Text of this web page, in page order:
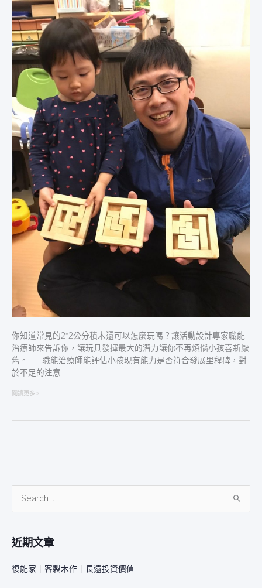
你知道常見的2*2公分積木還可以怎麼玩嗎？讓活動設計專家職能
治療師來告訴你，讓玩具發揮最大的潛力讓你不再煩惱小孩喜新厭
舊。 職能治療師能評估小孩現有能力是否符合發展里程碑，對
於不足的注意
能
治
療
積
木
閱讀更多 »
鍵
字
:
近期文章
復能家｜客製木作｜長遠投資價值